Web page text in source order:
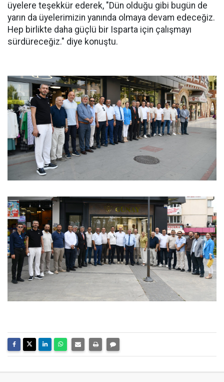
üyelere teşekkür ederek, "Dün olduğu gibi bugün de
yarın da üyelerimizin yanında olmaya devam edeceğiz.
Hep birlikte daha güçlü bir Isparta için çalışmayı
sürdüreceğiz." diye konuştu.